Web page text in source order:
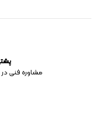
مشاوره فنی